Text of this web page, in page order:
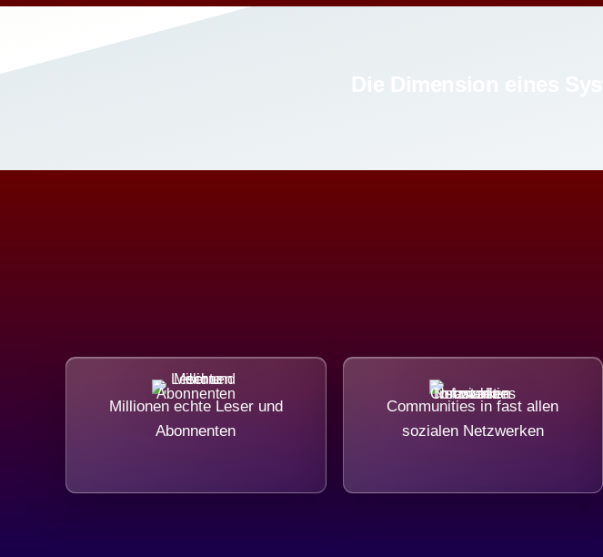
Millionen echte Leser und
Abonnenten
Communities in fast allen
sozialen Netzwerken